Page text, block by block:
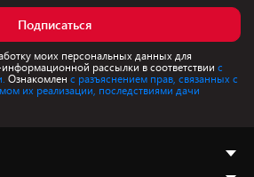
Подписаться
моих персональных данных для
рассылки в соответствии с
Ознакомлен с разъяснением прав, связанных с
их реализации, последствиями дачи